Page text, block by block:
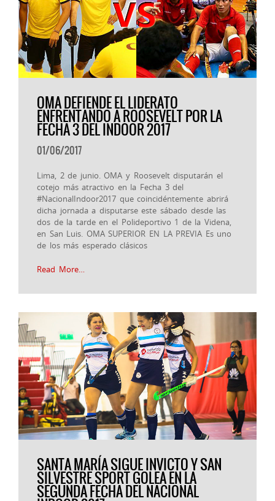
OMA DEFIENDE EL LIDERATO
ENFRENTANDO A ROOSEVELT POR LA
FECHA 3 DEL INDOOR 2017
01/06/2017
Lima, 2 de junio. OMA y Roosevelt disputarán el
cotejo más atractivo en la Fecha 3 del
#NacionalIndoor2017 que coincidéntemente abrirá
dicha jornada a disputarse este sábado desde las
dos de la tarde en el Polideportivo 1 de la Videna,
en San Luis. OMA SUPERIOR EN LA PREVIA Es uno
de los más esperado clásicos
Read More…
SANTA MARÍA SIGUE INVICTO Y SAN
SILVESTRE SPORT GOLEA EN LA
SEGUNDA FECHA DEL NACIONAL